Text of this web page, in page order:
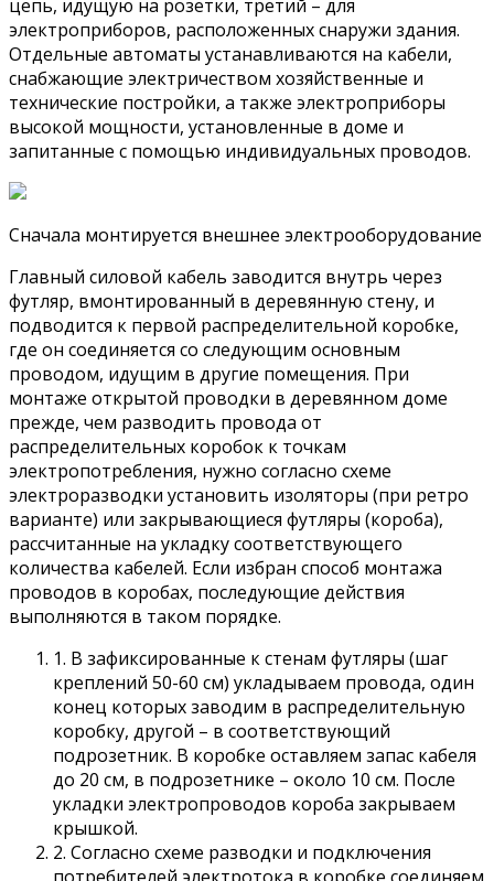
цепь, идущую на розетки, третий – для
электроприборов, расположенных снаружи здания.
Отдельные автоматы устанавливаются на кабели,
снабжающие электричеством хозяйственные и
технические постройки, а также электроприборы
высокой мощности, установленные в доме и
запитанные с помощью индивидуальных проводов.
Сначала монтируется внешнее электрооборудование
Главный силовой кабель заводится внутрь через
футляр, вмонтированный в деревянную стену, и
подводится к первой распределительной коробке,
где он соединяется со следующим основным
проводом, идущим в другие помещения. При
монтаже открытой проводки в деревянном доме
прежде, чем разводить провода от
распределительных коробок к точкам
электропотребления, нужно согласно схеме
электроразводки установить изоляторы (при ретро
варианте) или закрывающиеся футляры (короба),
рассчитанные на укладку соответствующего
количества кабелей. Если избран способ монтажа
проводов в коробах, последующие действия
выполняются в таком порядке.
1. В зафиксированные к стенам футляры (шаг
креплений 50-60 см) укладываем провода, один
конец которых заводим в распределительную
коробку, другой – в соответствующий
подрозетник. В коробке оставляем запас кабеля
до 20 см, в подрозетнике – около 10 см. После
укладки электропроводов короба закрываем
крышкой.
2. Согласно схеме разводки и подключения